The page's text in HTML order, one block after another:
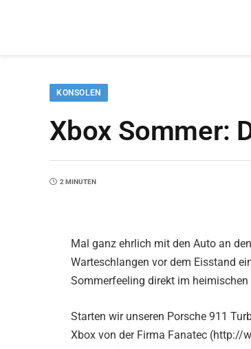
KONSOLEN
Xbox Sommer:
2 MINUTEN
Mal ganz ehrlich mit den Auto an
Warteschlangen vor dem Eisstand
Sommerfeeling direkt im
Starten wir unseren Porsche 911
Xbox von der Firma Fanatec (http://